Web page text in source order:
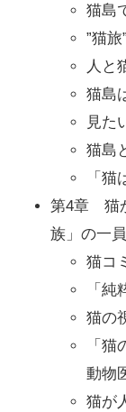
猫島
”猫
人と
猫島
見た
猫島
「
第4章 猫
族」の一
猫コ
「
猫の
「
動物
猫が